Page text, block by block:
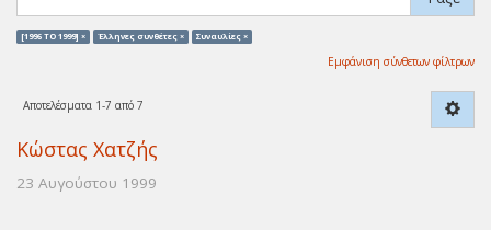
[1996 TO 1999] × Έλληνες συνθέτες × Συναυλίες ×
Εμφάνιση σύνθετων φίλτρων
Αποτελέσματα 1-7 από 7
Κώστας Χατζής
23 Αυγούστου 1999